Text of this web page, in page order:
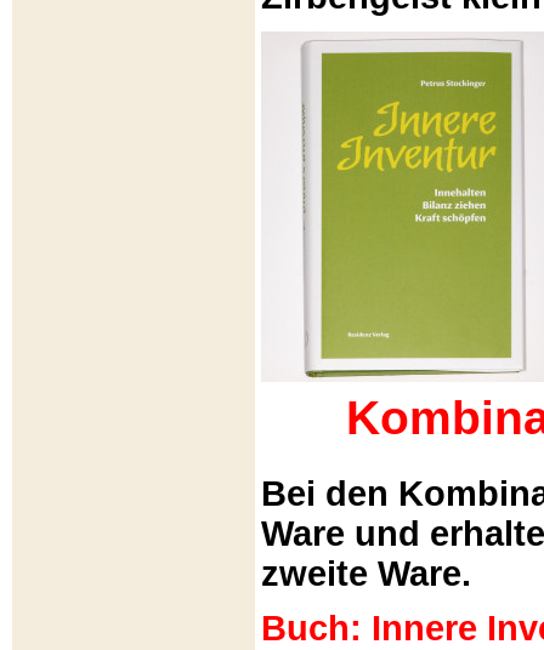
Bei den
Ware und
zweite Ware.
Buch: Innere